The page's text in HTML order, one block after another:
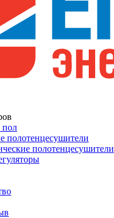
пол
полотенцесушители
полотенцесушители